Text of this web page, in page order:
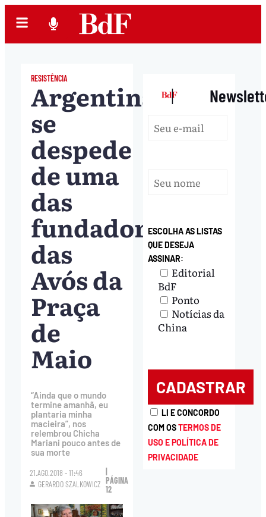
RESISTÊNCIA
Argentina
se
despede
de uma
das
fundadoras
das
Avós da
Praça
de
Maio
“Ainda que o mundo
termine amanhã, eu
plantaria minha
macieira”, nos
relembrou Chicha
Mariani pouco antes de
sua morte
21.AGO.2018 - 11:46
GERARDO SZALKOWICZ PÁGINA
12
|
ESCOLHA AS LISTAS
QUE DESEJA
ASSINAR:
Editorial
BdF
Ponto
Notícias da
China
LI E CONCORDO
COM OSTERMOS DE
USO E POLÍTICA DE
PRIVACIDADE